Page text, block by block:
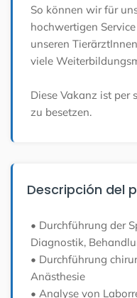
So können wir für
hochwertigen
unseren
viele
Diese Vakanz ist per
zu besetzen.
Descripción del
• Durchführung der
Diagnostik,
• Durchführung
Anästhesie
• Analyse von